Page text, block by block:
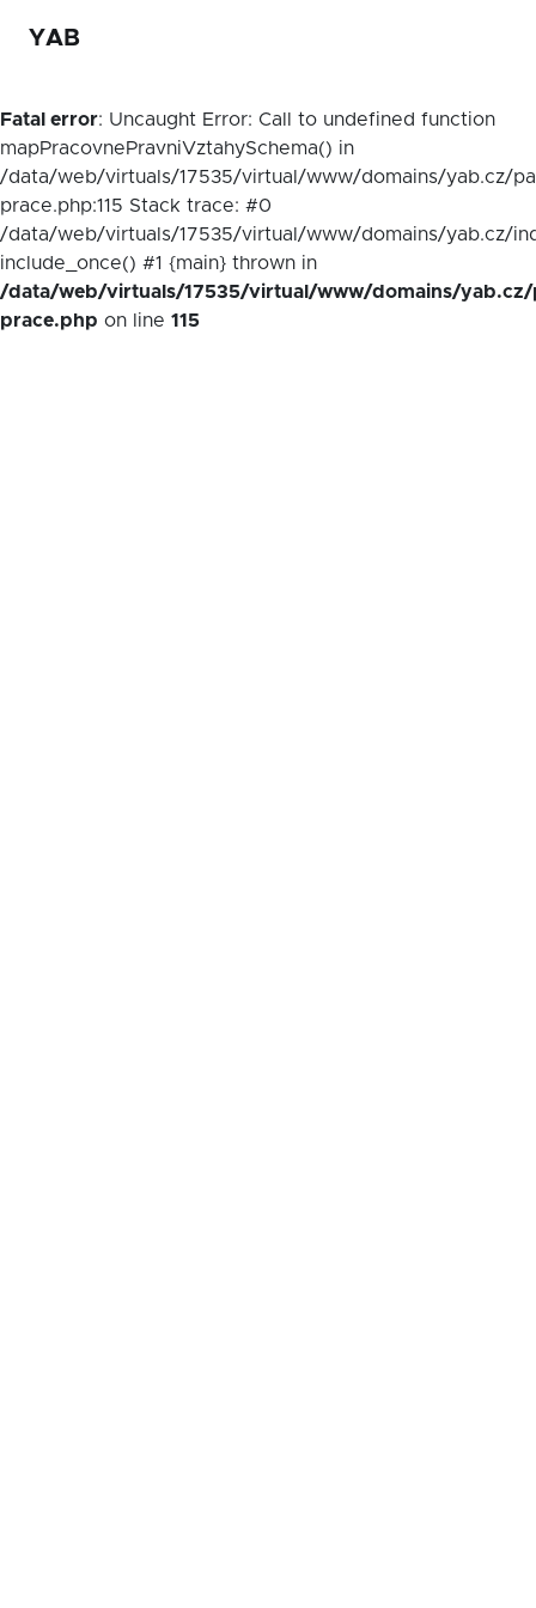
YAB
Fatal error: Uncaught Error: Call to undefined function
mapPracovnePravniVztahySchema() in
/data/web/virtuals/17535/virtual/www/domains/yab.cz/
prace.php:115 Stack trace: #0
/data/web/virtuals/17535/virtual/www/domains/yab.cz/
include_once() #1 {main} thrown in
/data/web/virtuals/17535/virtual/www/domains/yab.cz/
prace.php on line 115